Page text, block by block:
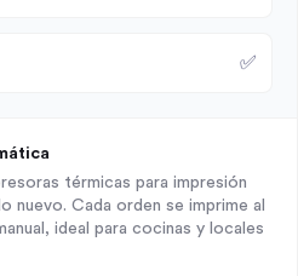
✅
térmicas para impresión
nuevo. Cada orden se imprime al
ideal para cocinas y locales